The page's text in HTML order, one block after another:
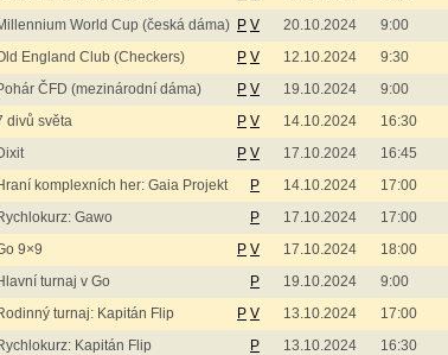
World Cup (česká dáma) P V 20.10.2024 9:00
England Club (Checkers) P V 12.10.2024 9:30
ČFD (mezinárodní dáma) P V 19.10.2024 9:00
divů světa P V 14.10.2024 16:30
P V 17.10.2024 16:45
komplexních her: Gaia Projekt P 14.10.2024 17:00
Gawo P 17.10.2024 17:00
9×9 P V 17.10.2024 18:00
turnaj v Go P 19.10.2024 9:00
turnaj: Kapitán Flip P V 13.10.2024 17:00
Kapitán Flip P 13.10.2024 16:30